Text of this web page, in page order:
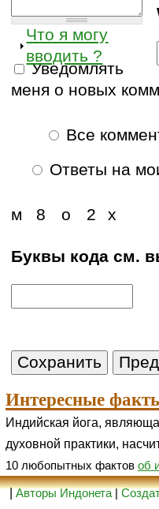
Что я могу
вводить ?
Уведомлять
меня о новых
Все
Ответы на
2
о х
8
м
Буквы кода см.
Интересные
Индийская йога,
духовной практики,
10 любопытных фактов об
|Авторы Индонета|